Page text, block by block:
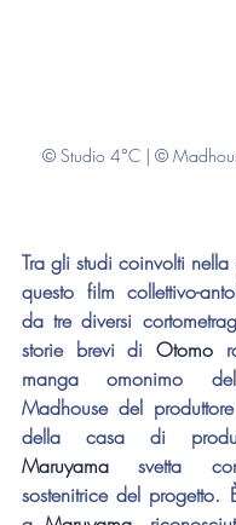
© Studio 4°C | ©
Tra gli studi coinvolti
questo film collettivo-
da tre diversi
storie brevi di Otomo
manga omonimo
Madhouse del
della casa di
Maruyama svetta
sostenitrice del progetto.